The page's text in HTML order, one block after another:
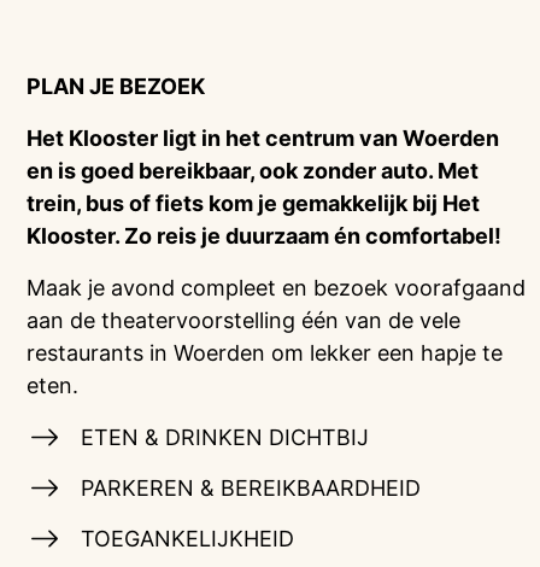
PLAN JE BEZOEK
Het Klooster ligt in het centrum van Woerden
en is goed bereikbaar, ook zonder auto. Met
trein, bus of fiets kom je gemakkelijk bij Het
Klooster. Zo reis je duurzaam én comfortabel!
Maak je avond compleet en bezoek voorafgaand
aan de theatervoorstelling één van de vele
restaurants in Woerden om lekker een hapje te
eten.
ETEN & DRINKEN DICHTBIJ
PARKEREN & BEREIKBAARDHEID
TOEGANKELIJKHEID